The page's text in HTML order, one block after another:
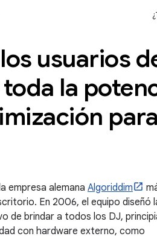
usuarios
la
para
empresa alemana Algoriddim
En 2006, el equipo diseñó
de brindar a todos los DJ,
con hardware externo, como